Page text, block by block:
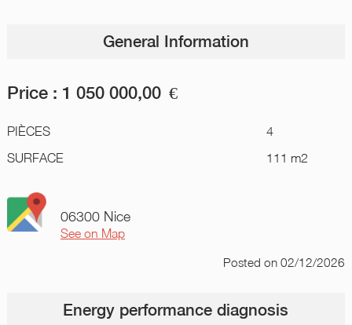
General Information
Price : 1 050 000,00 €
PIÈCES
4
SURFACE
111 m2
06300 Nice
See on Map
Postedon 02/12/2026
Energy performance diagnosis